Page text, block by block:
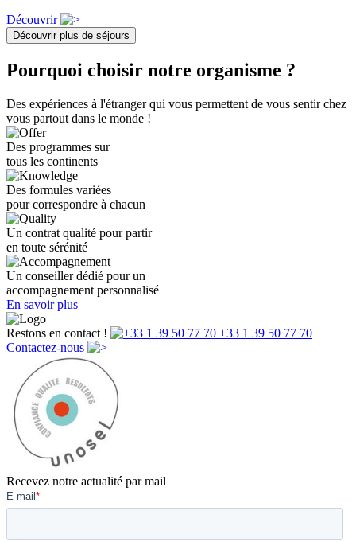
Découvrir
Découvrir plus de séjours
Pourquoi choisir notre organisme ?
Des expériences à l'étranger qui vous permettent de vous sentir chez
vous partout dans le monde !
Des programmes sur
tous les continents
Des formules variées
pour correspondre à chacun
Un contrat qualité pour partir
en toute sérénité
Un conseiller dédié pour un
accompagnement personnalisé
En savoir plus
Restons en contact !
+33 1 39 50 77 70
Contactez-nous
Recevez notre actualité par mail